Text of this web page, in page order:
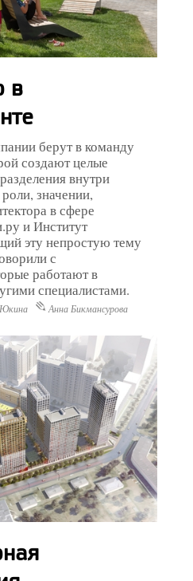
в
берут в команду
создают целые
внутри
значении,
в сфере
и Институт
эту непростую тему
с
работают в
специалистами.
Анна Бикмансурова